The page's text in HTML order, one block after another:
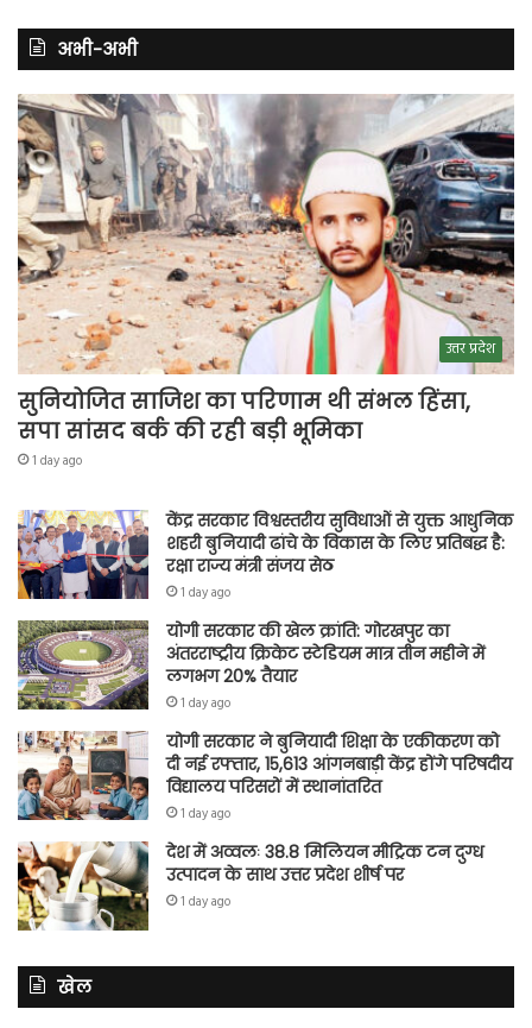
अभी-अभी
उत्तर प्रदेश
सुनियोजित साजिश का परिणाम थी संभल हिंसा,
सपा सांसद बर्क की रही बड़ी भूमिका
1 day ago
केंद्र सरकार विश्वस्तरीय सुविधाओं से युक्त आधुनिक
शहरी बुनियादी ढांचे के विकास के लिए प्रतिबद्ध है:
रक्षा राज्य मंत्री संजय सेठ
1 day ago
योगी सरकार की खेल क्रांति: गोरखपुर का
अंतरराष्ट्रीय क्रिकेट स्टेडियम मात्र तीन महीने में
लगभग 20% तैयार
1 day ago
योगी सरकार ने बुनियादी शिक्षा के एकीकरण को
दी नई रफ्तार, 15,613 आंगनबाड़ी केंद्र होंगे परिषदीय
विद्यालय परिसरों में स्थानांतरित
1 day ago
देश में अव्वलः 38.8 मिलियन मीट्रिक टन दुग्ध
उत्पादन के साथ उत्तर प्रदेश शीर्ष पर
1 day ago
खेल